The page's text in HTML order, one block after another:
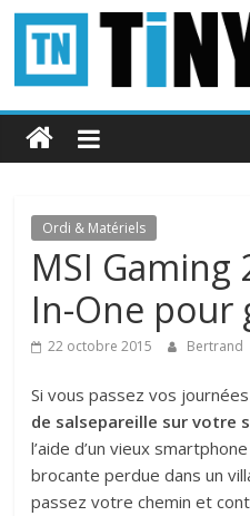
Passer
contenu
Tinynews
Le
belge
connecté
Ordi & Matériels
MSI Gaming
In-One pour
22 octobre 2015 Bertrand
Si vous passez vos
de salsepareille sur
l’aide d’un vieux
brocante perdue dans un
passez votre chemin et